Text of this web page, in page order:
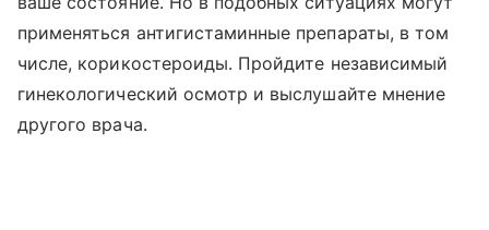
применяться антигистаминные препараты, в том
числе, корикостероиды. Пройдите независимый
гинекологический осмотр и выслушайте мнение
другого врача.